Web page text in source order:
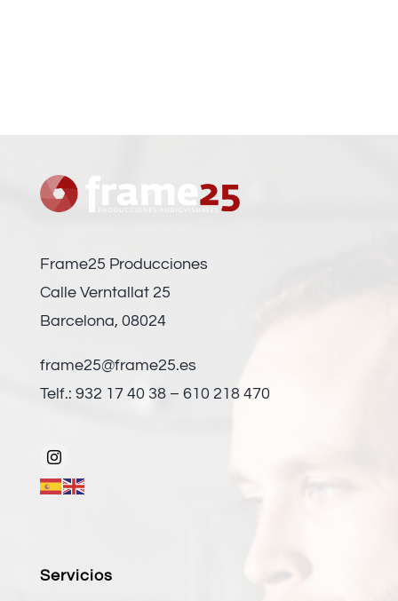
Frame25 Producciones
Calle Verntallat 25
Barcelona, 08024
frame25@frame25.es
Telf.: 932 17 40 38 – 610 218 470
Servicios